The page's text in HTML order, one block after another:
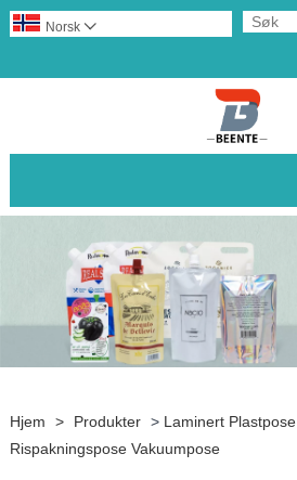
Norsk‎ 
Hjem > Produkter > Laminert Plastpose
Rispakningspose Vakuumpose